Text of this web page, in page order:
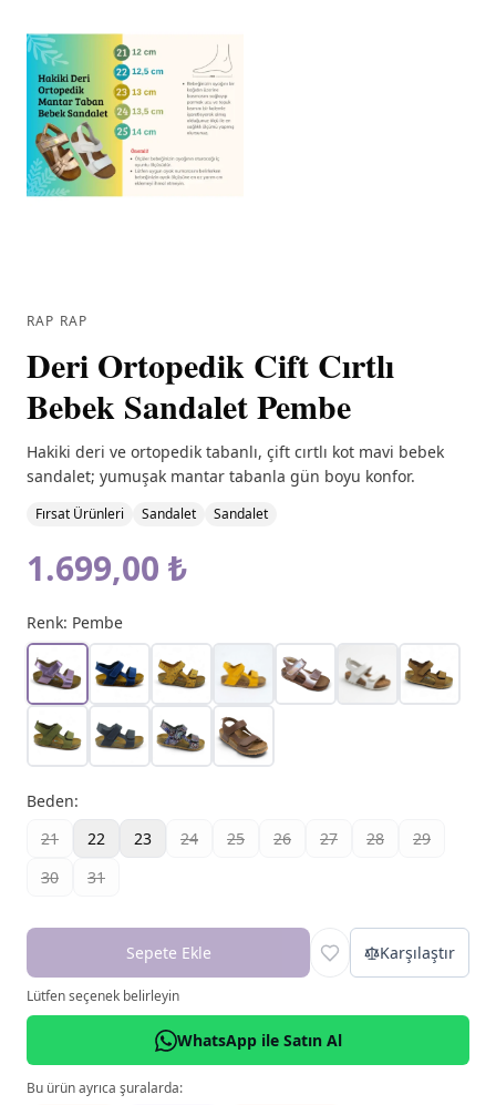
RAP RAP
Deri Ortopedik Cift Cırtlı
Bebek Sandalet Pembe
Hakiki deri ve ortopedik tabanlı, çift cırtlı kot mavi bebek
sandalet; yumuşak mantar tabanla gün boyu konfor.
Fırsat Ürünleri Sandalet Sandalet
1.699,00 ₺
Renk: Pembe
Beden:
21
22 23 24 25 26 27 28
29
30
31
Sepete Ekle Karşılaştır
Lütfen seçenek belirleyin
WhatsApp ile Satın Al
Bu ürün ayrıca şuralarda: